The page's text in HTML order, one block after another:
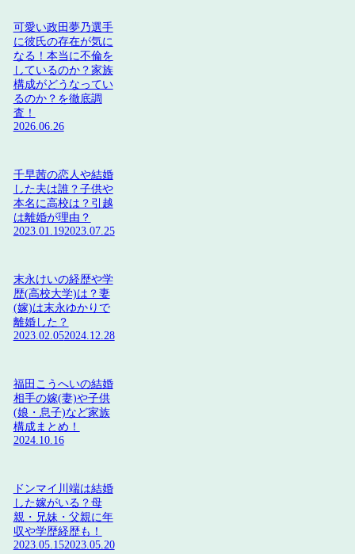
可愛い政田夢乃選手
に彼氏の存在が気に
なる！本当に不倫を
しているのか？家族
構成がどうなってい
るのか？を徹底調
査！
2026.06.26
千早茜の恋人や結婚
した夫は誰？子供や
本名に高校は？引越
は離婚が理由？
2023.01.192023.07.25
末永けいの経歴や学
歴(高校大学)は？妻
(嫁)は末永ゆかりで
離婚した？
2023.02.052024.12.28
福田こうへいの結婚
相手の嫁(妻)や子供
(娘・息子)など家族
構成まとめ！
2024.10.16
ドンマイ川端は結婚
した嫁がいる？母
親・兄妹・父親に年
収や学歴経歴も！
2023.05.152023.05.20